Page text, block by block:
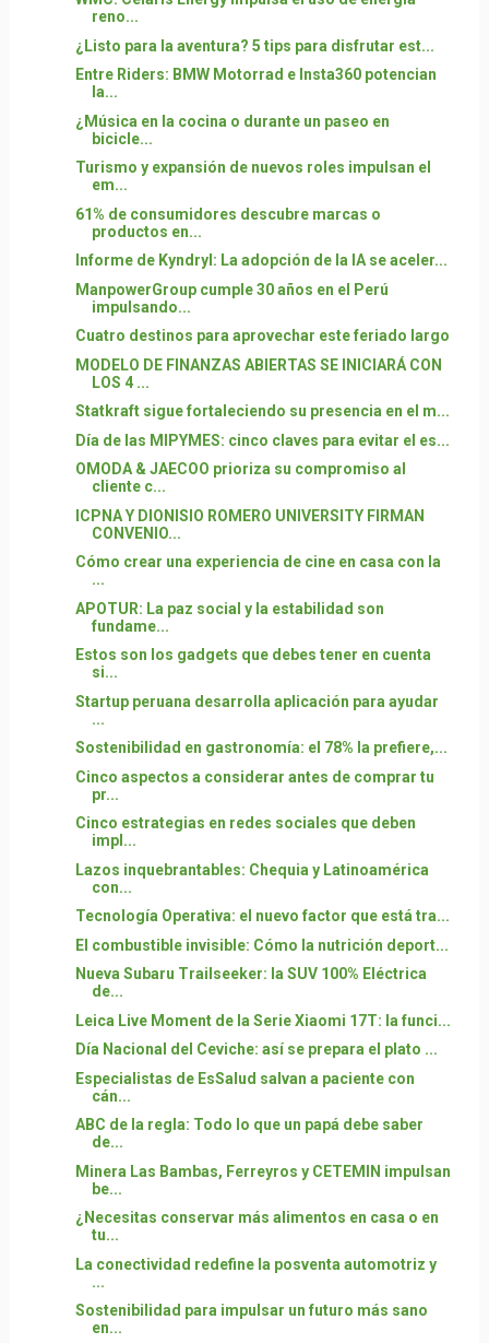
reno...
¿Listo para la aventura? 5 tips para disfrutar est...
Entre Riders: BMW Motorrad e Insta360 potencian
la...
¿Música en la cocina o durante un paseo en
bicicle...
Turismo y expansión de nuevos roles impulsan el
em...
61% de consumidores descubre marcas o
productos en...
Informe de Kyndryl: La adopción de la IA se aceler...
ManpowerGroup cumple 30 años en el Perú
impulsando...
Cuatro destinos para aprovechar este feriado largo
MODELO DE FINANZAS ABIERTAS SE INICIARÁ CON
LOS 4 ...
Statkraft sigue fortaleciendo su presencia en el m...
Día de las MIPYMES: cinco claves para evitar el es...
OMODA & JAECOO prioriza su compromiso al
cliente c...
ICPNA Y DIONISIO ROMERO UNIVERSITY FIRMAN
CONVENIO...
Cómo crear una experiencia de cine en casa con la
...
APOTUR: La paz social y la estabilidad son
fundame...
Estos son los gadgets que debes tener en cuenta
si...
Startup peruana desarrolla aplicación para ayudar
...
Sostenibilidad en gastronomía: el 78% la prefiere,...
Cinco aspectos a considerar antes de comprar tu
pr...
Cinco estrategias en redes sociales que deben
impl...
Lazos inquebrantables: Chequia y Latinoamérica
con...
Tecnología Operativa: el nuevo factor que está tra...
El combustible invisible: Cómo la nutrición deport...
Nueva Subaru Trailseeker: la SUV 100% Eléctrica
de...
Leica Live Moment de la Serie Xiaomi 17T: la funci...
Día Nacional del Ceviche: así se prepara el plato ...
Especialistas de EsSalud salvan a paciente con
cán...
ABC de la regla: Todo lo que un papá debe saber
de...
Minera Las Bambas, Ferreyros y CETEMIN impulsan
be...
¿Necesitas conservar más alimentos en casa o en
tu...
La conectividad redefine la posventa automotriz y
...
Sostenibilidad para impulsar un futuro más sano
en...